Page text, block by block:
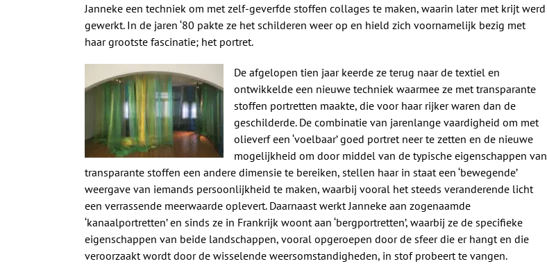
Janneke een techniek om met zelf-geverfde stoffen collages te maken, waarin later met krijt werd
gewerkt. In de jaren ‘80 pakte ze het schilderen weer op en hield zich voornamelijk bezig met
haar grootste fascinatie; het portret.
De afgelopen tien jaar keerde ze terug naar de textiel en
ontwikkelde een nieuwe techniek waarmee ze met transparante
stoffen portretten maakte, die voor haar rijker waren dan de
geschilderde. De combinatie van jarenlange vaardigheid om met
olieverf een ‘voelbaar’ goed portret neer te zetten en de nieuwe
mogelijkheid om door middel van de typische eigenschappen van
transparante stoffen een andere dimensie te bereiken, stellen haar in staat een ‘bewegende’
weergave van iemands persoonlijkheid te maken, waarbij vooral het steeds veranderende licht
een verrassende meerwaarde oplevert. Daarnaast werkt Janneke aan zogenaamde
‘kanaalportretten’ en sinds ze in Frankrijk woont aan ‘bergportretten’, waarbij ze de specifieke
eigenschappen van beide landschappen, vooral opgeroepen door de sfeer die er hangt en die
veroorzaakt wordt door de wisselende weersomstandigheden, in stof probeert te vangen.